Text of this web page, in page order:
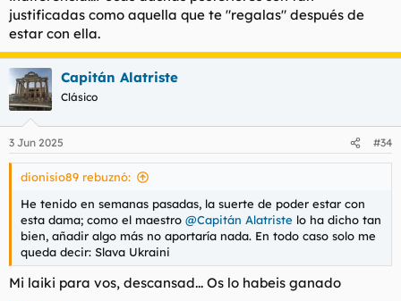
Conversación: Buena, las damas del Este son muy inteligentes.
Besos: Todos
Fuma: Ni idea
Francés: Sublime, sin
Forniqueo: La cabalgata de las Walkirias
Griego: a partir hora con extra
Lo mejor: Esa actitud en ese cuerpo.
Lo peor: Un caballero no lo dice.
¿Repetir? Sin duda
¿Recomendable? Solo si te gusta vivir el sexo intensamente.
Hacía ya dias que ese anuncio me rondaba por la cabeza y
sabemos como las damas del Este son una suerte de cara o
cruz pero, ante las ultimas experiencias me armo de valor y
quedamos.
Me recibe una verdadera walkirya de comic. Cuerpo trabajado,
labios poderosos y estrecha cintura. Una luchadora del Valhalla
justificadas como aquella que te "regalas" después de
estar con ella.
Capitán Alatriste
Clásico
3 Jun 2025 #34
dionisio89 rebuznó:
He tenido en semanas pasadas, la suerte de poder estar con
esta dama; como el maestro @Capitán Alatriste lo ha dicho tan
bien, añadir algo más no aportaría nada. En todo caso solo me
queda decir: Slava Ukraini
Mi laiki para vos, descansad... Os lo habeis ganado